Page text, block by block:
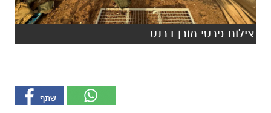
צילום פרטי מורן ברנס